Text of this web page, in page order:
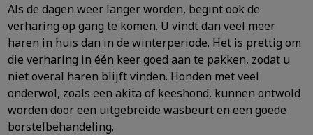
Als de dagen weer langer worden, begint ook de
verharing op gang te komen. U vindt dan veel meer
haren in huis dan in de winterperiode. Het is prettig om
die verharing in één keer goed aan te pakken, zodat u
niet overal haren blijft vinden. Honden met veel
onderwol, zoals een akita of keeshond, kunnen ontwold
worden door een uitgebreide wasbeurt en een goede
borstelbehandeling.